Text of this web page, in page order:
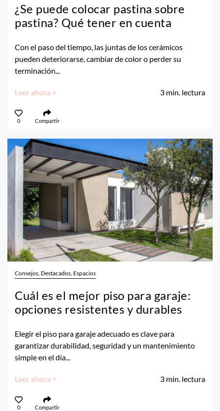
¿Se puede colocar pastina sobre
pastina? Qué tener en cuenta
Con el paso del tiempo, las juntas de los cerámicos
pueden deteriorarse, cambiar de color o perder su
terminación...
Leer ahora > 3 min. lectura
0 Compartir
Consejos, Destacados, Espacios
Cuál es el mejor piso para garaje:
opciones resistentes y durables
Elegir el piso para garaje adecuado es clave para
garantizar durabilidad, seguridad y un mantenimiento
simple en el día...
Leer ahora > 3 min. lectura
0 Compartir